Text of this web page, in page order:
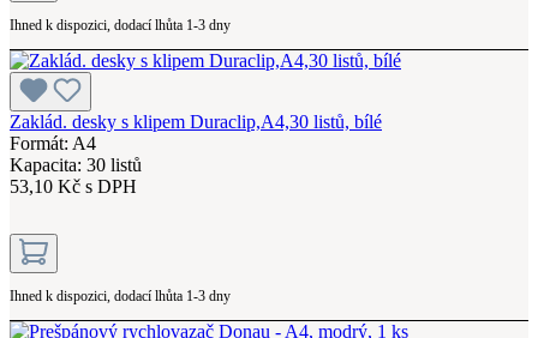
Ihned k dispozici, dodací lhůta 1-3 dny
Zaklád. desky s klipem Duraclip,A4,30 listů, bílé
Formát: A4
Kapacita: 30 listů
53,10 Kč s DPH
Ihned k dispozici, dodací lhůta 1-3 dny